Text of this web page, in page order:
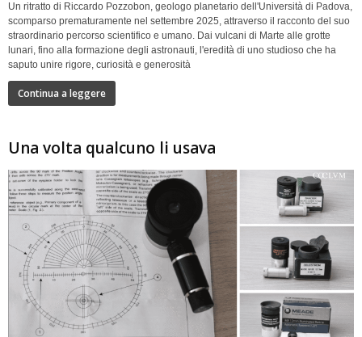
Un ritratto di Riccardo Pozzobon, geologo planetario dell'Università di Padova,
scomparso prematuramente nel settembre 2025, attraverso il racconto del suo
straordinario percorso scientifico e umano. Dai vulcani di Marte alle grotte
lunari, fino alla formazione degli astronauti, l'eredità di uno studioso che ha
saputo unire rigore, curiosità e generosità
Continua a leggere
Una volta qualcuno li usava